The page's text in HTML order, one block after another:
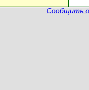
Сообщить о